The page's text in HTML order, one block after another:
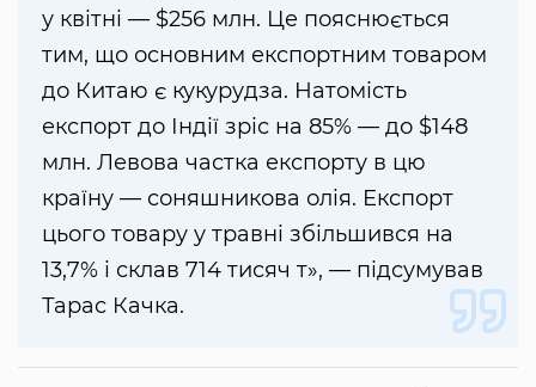
у квітні — $256 млн. Це пояснюється
тим, що основним експортним товаром
до Китаю є кукурудза. Натомість
експорт до Індії зріс на 85% — до $148
млн. Левова частка експорту в цю
країну — соняшникова олія. Експорт
цього товару у травні збільшився на
13,7% і склав 714 тисяч т», — підсумував
Тарас Качка.